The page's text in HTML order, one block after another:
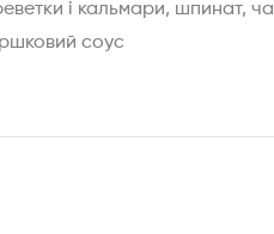
і кальмари, шпинат,
соус